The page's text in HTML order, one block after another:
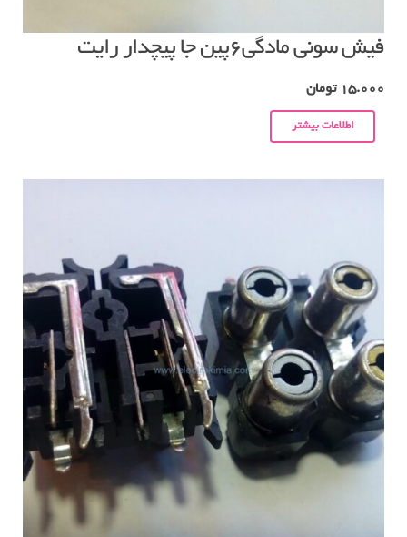
فیش سونی مادگی۶پین جا پیچدار رایت
15.000 تومان
اطلاعات بیشتر